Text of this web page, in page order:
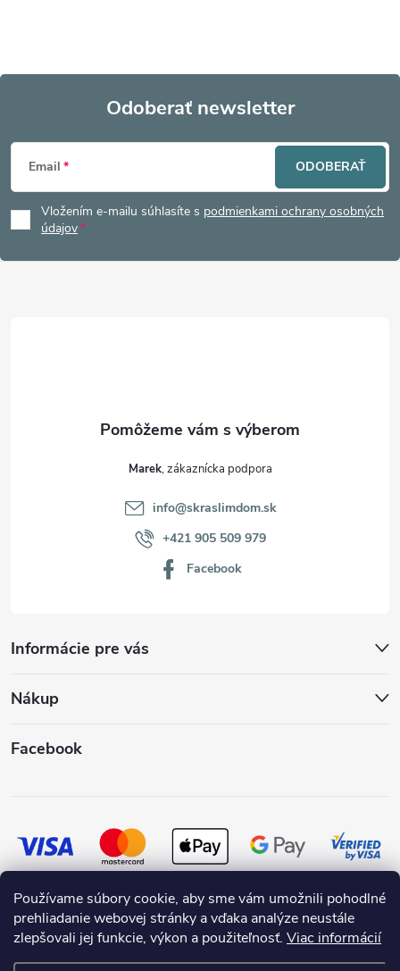
Používame súbory cookie, aby sme vám umožnili pohodlné
prehliadanie webovej stránky a vďaka analýze neustále
zlepšovali jej funkcie, výkon a použiteľnosť. Viac informácií
Z
á
p
Odoberať newsletter
Email
Vložením e-mailu súhlasíte s podmienkami ochrany osobných
údajov
ODOBERAŤ
Informácie pre vás
Nákup
Marek
info@skraslimdom.sk
+421 905 509 979
Facebook
Facebook